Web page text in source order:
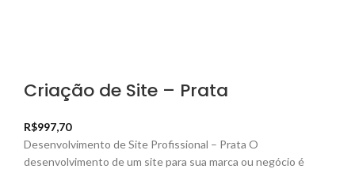
Criação de Site – Prata
R$997,70
Desenvolvimento de Site Profissional – Prata O
desenvolvimento de um site para sua marca ou negócio é